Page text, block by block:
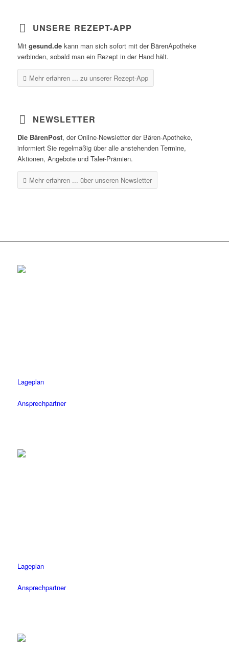
UNSERE REZEPT-APP
Mit gesund.dekann man sich sofort mit der BärenApotheke
verbinden, sobald man ein Rezept in der Hand hält.
Mehr erfahren ... zu unserer Rezept-App
NEWSLETTER
Die BärenPost, der Online-Newsletter der Bären-Apotheke,
informiert Sie regelmäßig über alle anstehenden Termine,
Aktionen, Angebote und Taler-Prämien.
Mehr erfahren ... über unseren Newsletter
Lageplan
Ansprechpartner
Lageplan
Ansprechpartner